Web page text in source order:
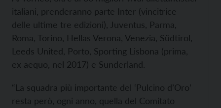
italiani, prenderanno parte Inter (vincitrice
delle ultime tre edizioni), Juventus, Parma,
Roma, Torino, Hellas Verona, Venezia, Südtirol,
Leeds United, Porto, Sporting Lisbona (prima,
ex aequo, nel 2017) e Sunderland.
“La squadra più importante del ‘Pulcino d’Oro’
resta però, ogni anno, quella del Comitato